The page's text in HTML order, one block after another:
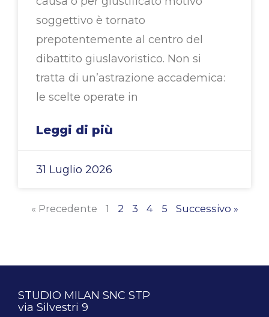
soggettivo è tornato
prepotentemente al centro del
dibattito giuslavoristico. Non si
tratta di un’astrazione accademica:
le scelte operate in
Leggi di più
31 Luglio 2026
« Precedente 1 2 3 4 5 Successivo »
STUDIO MILAN SNC STP
via Silvestri 9